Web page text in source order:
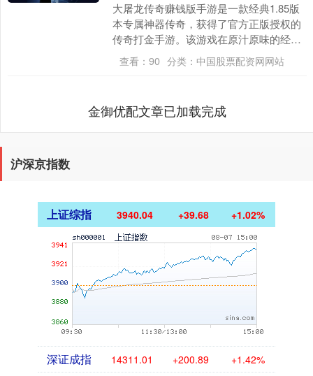
大屠龙传奇赚钱版手游是一款经典1.85版
本专属神器传奇，获得了官方正版授权的
传奇打金手游。该游戏在原汁原味的经典
传奇基础下，创新出了多样的趣味玩法。
其中不仅保留....
查看： 90 分类： 中国股票配资网网站
金御优配文章已加载完成
沪深京指数
上证综指 3940.04 +39.68 +1.02%
深证成指 14311.01 +200.89 +1.42%